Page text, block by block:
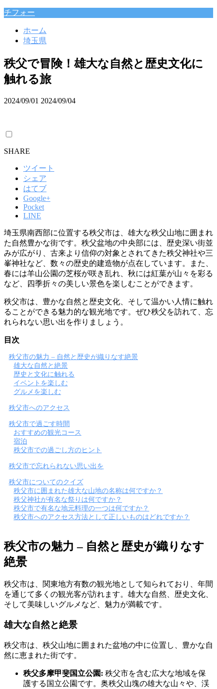
チフォー
ホーム
埼玉県
秩父で冒険！雄大な自然と歴史文化に
触れる旅
2024/09/01 2024/09/04
SHARE
ツイート
シェア
はてブ
Google+
Pocket
LINE
埼玉県南西部に位置する秩父市は、雄大な秩父山地に囲まれ
た自然豊かな街です。秩父盆地の中央部には、歴史深い街並
みが広がり、古来より信仰の対象とされてきた秩父神社や三
峯神社など、数々の歴史的建造物が点在しています。また、
春には羊山公園の芝桜が咲き乱れ、秋には紅葉が山々を彩る
など、四季折々の美しい景色を楽しむことができます。
秩父市は、豊かな自然と歴史文化、そして温かい人情に触れ
ることができる魅力的な観光地です。ぜひ秩父を訪れて、忘
れられない思い出を作りましょう。
目次
秩父市の魅力 – 自然と歴史が織りなす絶景
雄大な自然と絶景
歴史と文化に触れる
イベントを楽しむ
グルメを楽しむ
秩父市へのアクセス
秩父市で過ごす時間
おすすめの観光コース
宿泊
秩父市での過ごし方のヒント
秩父市で忘れられない思い出を
秩父市についてのクイズ
秩父市に囲まれた雄大な山地の名称は何ですか？
秩父神社が有名な祭りは何ですか？
秩父市で有名な地元料理の一つは何ですか？
秩父市へのアクセス方法として正しいものはどれですか？
秩父市の魅力 – 自然と歴史が織りなす
絶景
秩父市は、関東地方有数の観光地として知られており、年間
を通じて多くの観光客が訪れます。雄大な自然、歴史文化、
そして美味しいグルメなど、魅力が満載です。
雄大な自然と絶景
秩父市は、秩父山地に囲まれた盆地の中に位置し、豊かな自
然に恵まれた街です。
秩父多摩甲斐国立公園: 秩父市を含む広大な地域を保
護する国立公園です。奥秩父山塊の雄大な山々や、渓